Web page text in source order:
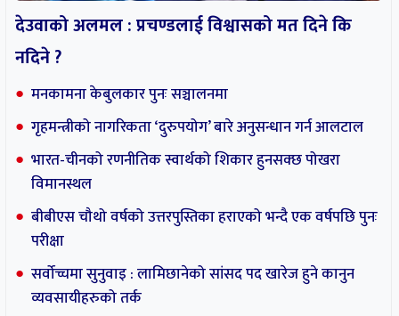
अन्तर्राष्ट्रिय सबै
देउवाको अलमल : प्रचण्डलाई विश्वासको मत दिने कि
नदिने ?